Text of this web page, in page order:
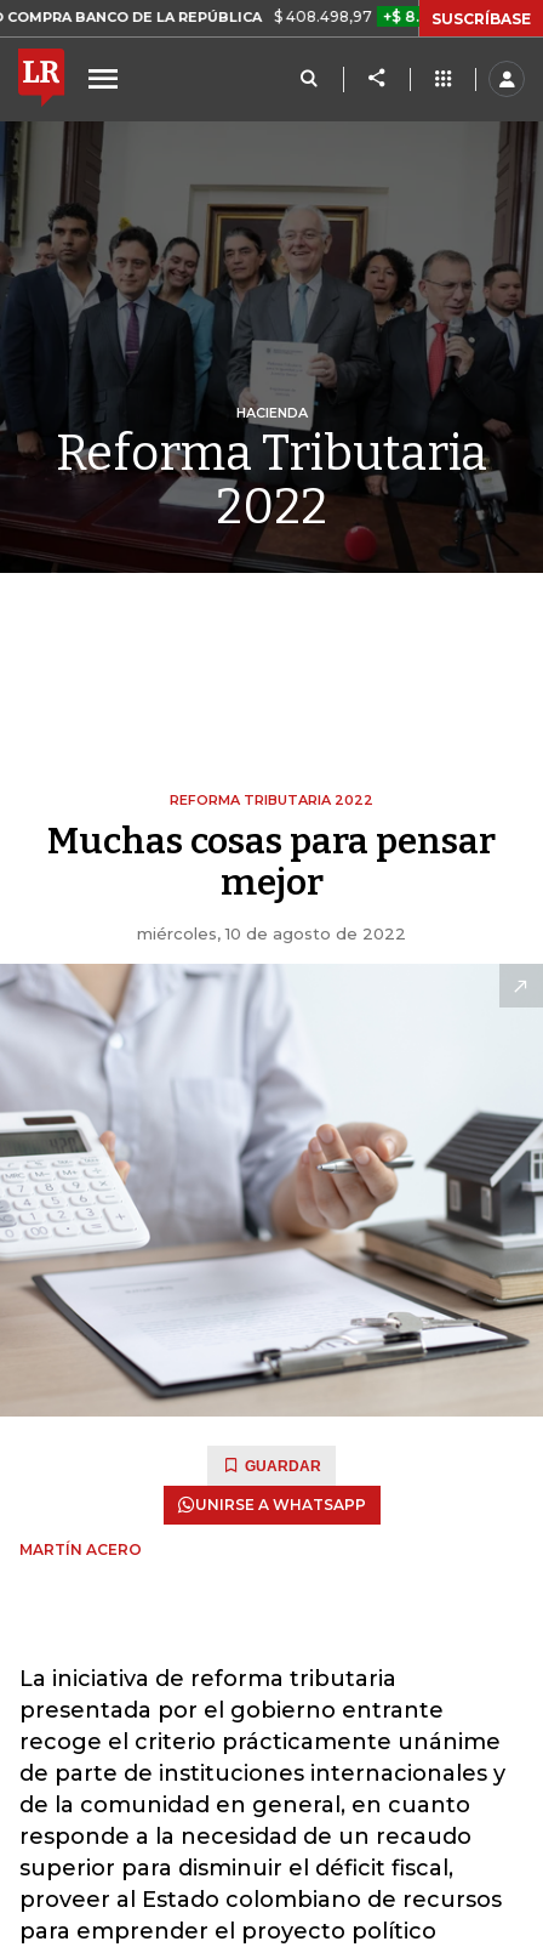
DE LA REPÚBLICA $ 408.498,97 +$ 8.753,81 +2,19% TASA
SUSCRÍBASE
HACIENDA
Reforma Tributaria
2022
REFORMA TRIBUTARIA 2022
Muchas cosas para pensar
mejor
miércoles, 10 de agosto de 2022
GUARDAR
UNIRSE A WHATSAPP
MARTÍN ACERO
La iniciativa de reforma tributaria
presentada por el gobierno entrante
recoge el criterio prácticamente unánime
de parte de instituciones internacionales y
de la comunidad en general, en cuanto
responde a la necesidad de un recaudo
superior para disminuir el déficit fiscal,
proveer al Estado colombiano de recursos
para emprender el proyecto político